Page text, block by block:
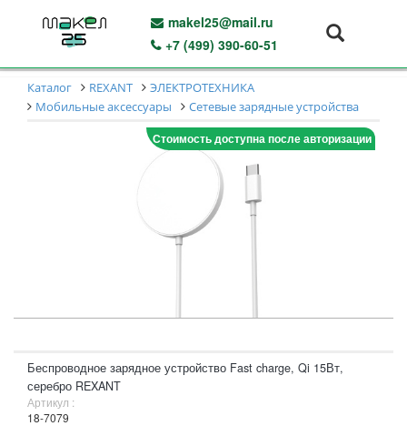
makel25@mail.ru
+7 (499) 390-60-51
Каталог REXANT
ЭЛЕКТРОТЕХНИКА
Мобильные аксессуары
Сетевые зарядные устройства
Стоимость доступна после авторизации
Беспроводное зарядное устройство Fast charge, Qi 15Вт,
серебро REXANT
Артикул :
18-7079